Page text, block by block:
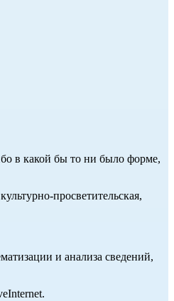
в какой бы то ни было форме,
просветительская,
и анализа сведений,